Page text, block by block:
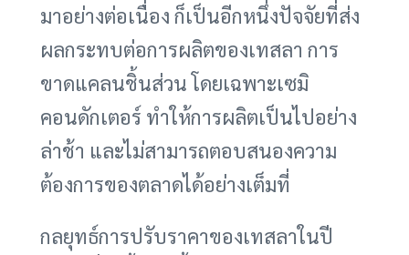
มาอย่างต่อเนื่อง ก็เป็นอีกหนึ่งปัจจัยที่ส่ง
ผลกระทบต่อการผลิตของเทสลา การ
ขาดแคลนชิ้นส่วน โดยเฉพาะเซมิ
คอนดักเตอร์ ทำให้การผลิตเป็นไปอย่าง
ล่าช้า และไม่สามารถตอบสนองความ
ต้องการของตลาดได้อย่างเต็มที่
กลยุทธ์การปรับราคาของเทสลาในปี